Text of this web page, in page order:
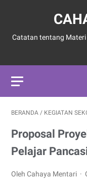
Catatan tentang Materi
BERANDA / KEGIATAN
Proposal
Pelajar
Oleh Cahaya Mentari